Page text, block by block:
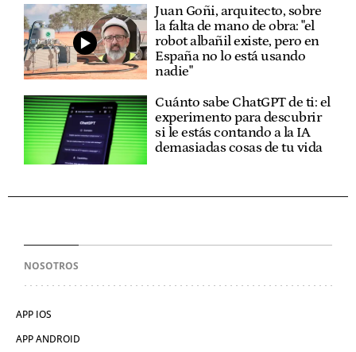
Juan Goñi, arquitecto, sobre
la falta de mano de obra: "el
robot albañil existe, pero en
España no lo está usando
nadie"
Cuánto sabe ChatGPT de ti: el
experimento para descubrir
si le estás contando a la IA
demasiadas cosas de tu vida
NOSOTROS
APP IOS
APP ANDROID